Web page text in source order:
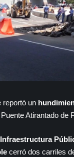
reportó un
Atirantado de
cerró dos carriles